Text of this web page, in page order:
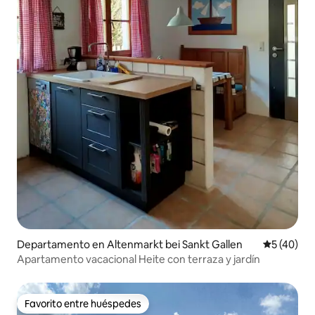
Departamento en Altenmarkt bei Sankt Gallen
5 (40)
Apartamento vacacional Heite con terraza y jardín
Favorito entre huéspedes
Favorito entre huéspedes